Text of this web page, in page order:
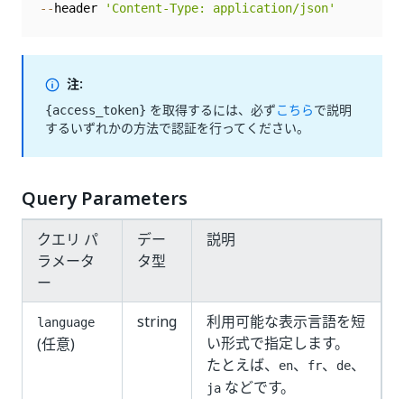
-- header 'Content-Type: application/json'
注:
{access_token} を取得するには、必ずこちらで説明
するいずれかの方法で認証を行ってください。
Query Parameters
クエリ パ
ラメータ
ー
デー
タ型
説明
language
(任意)
string
利用可能な表示言語を短
い形式で指定します。
たとえば、
en、 fr、 de、
ja などです。